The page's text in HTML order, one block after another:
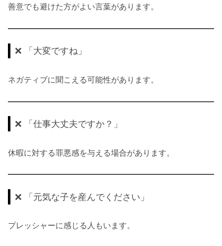
善意でも避けた方がよい言葉があります。
❌ 「大変ですね」
ネガティブに聞こえる可能性があります。
❌ 「仕事大丈夫ですか？」
休暇に対する罪悪感を与える場合があります。
❌ 「元気な子を産んでください」
プレッシャーに感じる人もいます。